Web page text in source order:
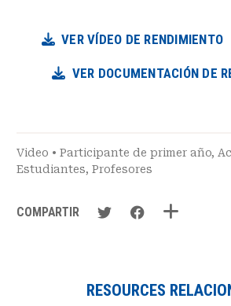
VER VÍDEO DE RENDIMIENTO
VER DOCUMENTACIÓN DE
Video • Participante de primer año,
Estudiantes, Profesores
COMPARTIR
RESOURCES